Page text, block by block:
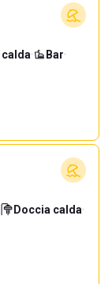
calda· Bar·
Doccia calda·